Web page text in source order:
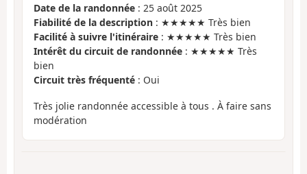
Date de la randonnée : 25 août 2025
Fiabilité de la description : ★★★★★ Très bien
Facilité à suivre l'itinéraire : ★★★★★ Très bien
Intérêt du circuit de randonnée : ★★★★★ Très
bien
Circuit très fréquenté : Oui
Très jolie randonnée accessible à tous . À faire sans
modération